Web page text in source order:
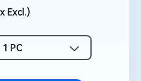
Excl.)
PC